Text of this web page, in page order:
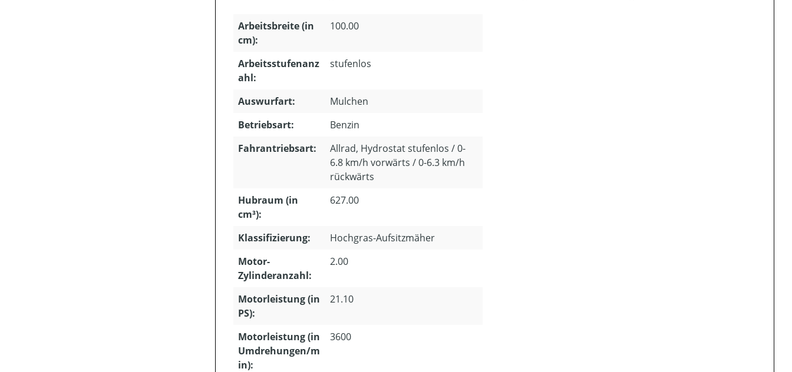
Arbeitsbreite (in
cm):
100.00
Arbeitsstufenanz
ahl:
stufenlos
Auswurfart:
Mulchen
Betriebsart:
Benzin
Fahrantriebsart:
Allrad, Hydrostat stufenlos / 0-
6.8 km/h vorwärts / 0-6.3 km/h
rückwärts
Hubraum (in
cm³):
627.00
Klassifizierung:
Hochgras-Aufsitzmäher
Motor-
Zylinderanzahl:
2.00
Motorleistung (in
PS):
21.10
Motorleistung (in
Umdrehungen/m
in):
3600